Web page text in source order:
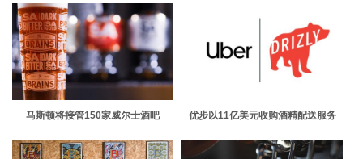
马斯顿将接管150家威尔士酒吧
优步以11亿美元收购酒精配送服务